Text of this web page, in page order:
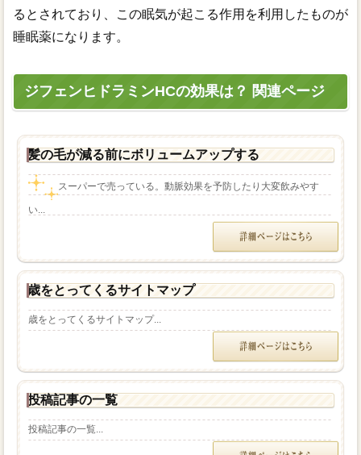
るとされており、この眠気が起こる作用を利用したものが
睡眠薬になります。
ジフェンヒドラミンHCの効果は？ 関連ページ
髪の毛が減る前にボリュームアップする
スーパーで売っている。動脈効果を予防したり大変飲みやす
い...
歳をとってくるサイトマップ
歳をとってくるサイトマップ...
投稿記事の一覧
投稿記事の一覧...